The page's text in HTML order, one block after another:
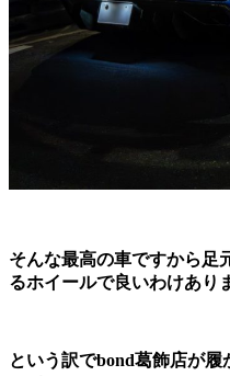
そんな最高の車ですから足
るホイールで良いわけあり
という訳でbond葛飾店が